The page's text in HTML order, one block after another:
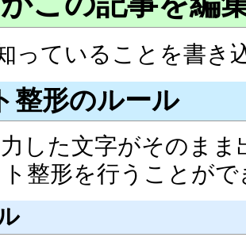
っていることを書き
整形のルール
した文字がそのま
整形を行うことがで